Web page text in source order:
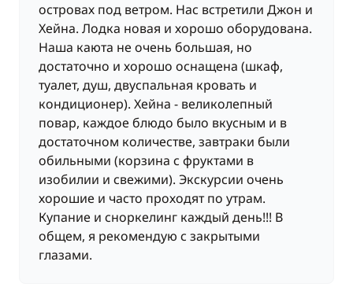
островах под ветром. Нас встретили Джон и
Хейна. Лодка новая и хорошо оборудована.
Наша каюта не очень большая, но
достаточно и хорошо оснащена (шкаф,
туалет, душ, двуспальная кровать и
кондиционер). Хейна - великолепный
повар, каждое блюдо было вкусным и в
достаточном количестве, завтраки были
обильными (корзина с фруктами в
изобилии и свежими). Экскурсии очень
хорошие и часто проходят по утрам.
Купание и сноркелинг каждый день!!! В
общем, я рекомендую с закрытыми
глазами.